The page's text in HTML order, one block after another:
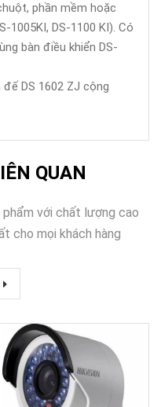
phần mềm hoặc
1005KI, DS-1100 KI). Có
bàn điều khiển DS-
DS 1602 ZJ cộng
QUAN
phẩm với chất lượng cao
cho mọi khách hàng